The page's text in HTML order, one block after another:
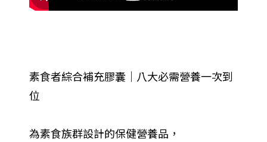
素食者綜合補充膠囊｜八大必需營養一次到
位
為素食族群設計的保健營養品，